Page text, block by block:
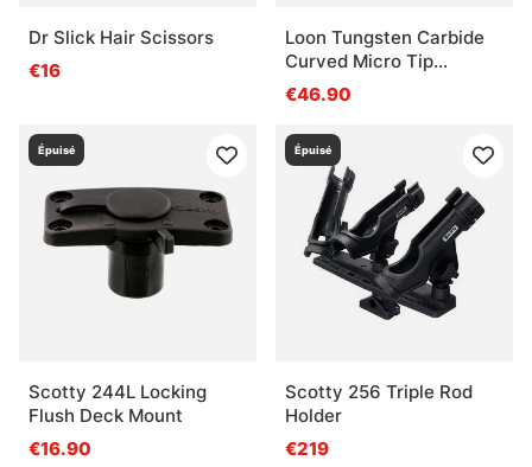
Dr Slick Hair Scissors
€16
Loon Tungsten Carbide
Curved Micro Tip
Scissors
€46.90
Épuisé
Scotty 244L Locking
Flush Deck Mount
€16.90
Épuisé
Scotty 256 Triple Rod
Holder
€219